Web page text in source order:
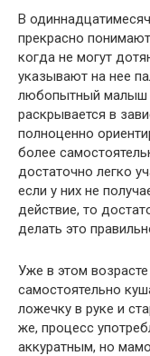
В
прекрасно
когда не могут
указывают на нее
любопытный малыш
раскрывается в
полноценно
более
достаточно легко
если у них не
действие, то
делать это
Уже в этом
самостоятельно
ложечку в руке и
же, процесс
аккуратным, но